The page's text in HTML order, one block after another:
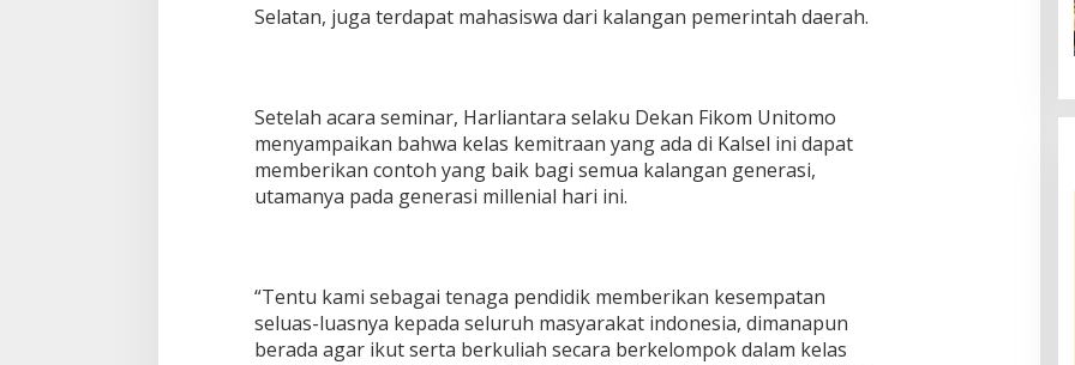
Selatan, juga terdapat mahasiswa dari kalangan pemerintah daerah.
Setelah acara seminar, Harliantara selaku Dekan Fikom Unitomo
menyampaikan bahwa kelas kemitraan yang ada di Kalsel ini dapat
memberikan contoh yang baik bagi semua kalangan generasi,
utamanya pada generasi millenial hari ini.
“Tentu kami sebagai tenaga pendidik memberikan kesempatan
seluas-luasnya kepada seluruh masyarakat indonesia, dimanapun
berada agar ikut serta berkuliah secara berkelompok dalam kelas